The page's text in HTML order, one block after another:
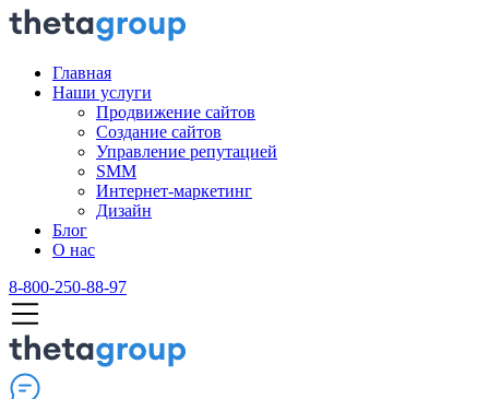
Главная
Наши услуги
Продвижение сайтов
Создание сайтов
Управление репутацией
SMM
Интернет-маркетинг
Дизайн
Блог
О нас
8-800-250-88-97